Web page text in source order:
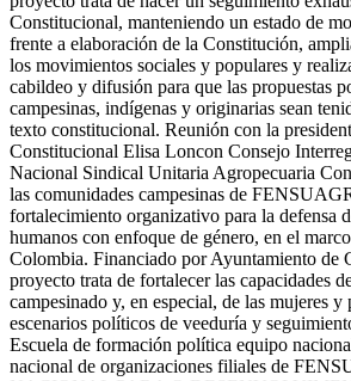
Constitucional, manteniendo un estado de
frente a elaboración de la Constitución,
los movimientos sociales y populares y
cabildeo y difusión para que las propuestas
campesinas, indígenas y originarias sean
texto constitucional. Reunión con la
Constitucional Elisa Loncon Consejo
Nacional Sindical Unitaria Agropecuaria
las comunidades campesinas de
fortalecimiento organizativo para la defensa
humanos con enfoque de género, en el
Colombia. Financiado por Ayuntamiento de
proyecto trata de fortalecer las capacidades
campesinado y, en especial, de las mujeres
escenarios políticos de veeduría y
Escuela de formación política equipo
nacional de organizaciones filiales de